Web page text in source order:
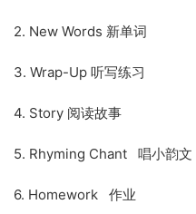
2. New Words 新单词
3. Wrap-Up 听写练习
4. Story 阅读故事
5. Rhyming Chant 唱小韵文
6. Homework 作业